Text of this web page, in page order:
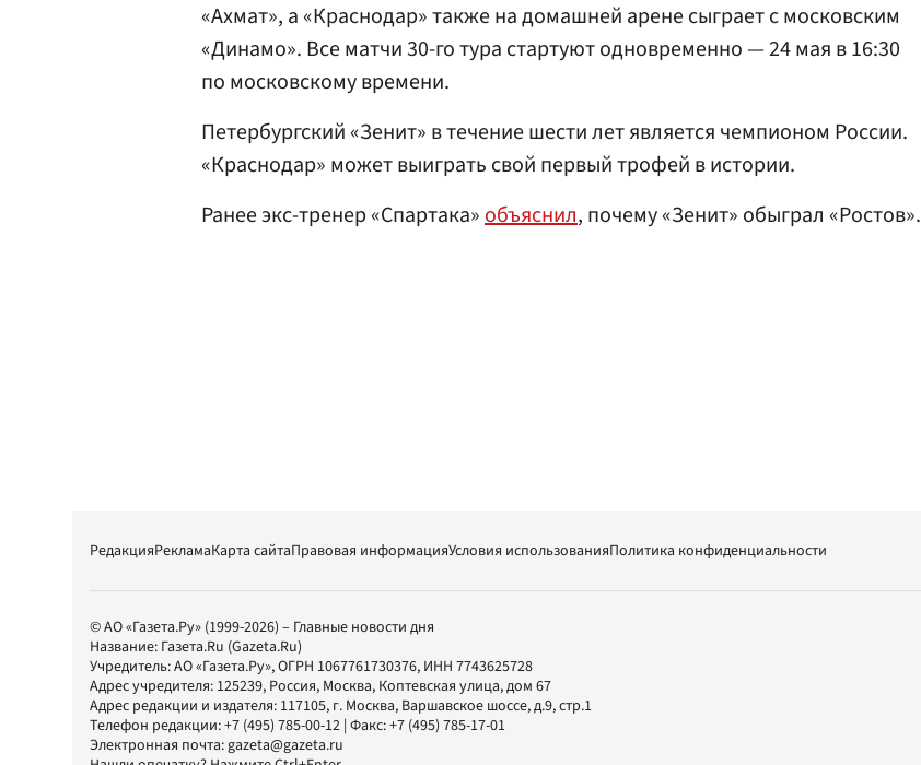
«Ахмат», а «Краснодар» также на домашней арене сыграет с московским
«Динамо». Все матчи 30-го тура стартуют одновременно — 24 мая в 16:30
по московскому времени.
Петербургский «Зенит» в течение шести лет является чемпионом России.
«Краснодар» может выиграть свой первый трофей в истории.
Ранее экс-тренер «Спартака»объяснил, почему «Зенит» обыграл «Ростов».
РедакцияРекламаКарта сайтаПравовая информацияУсловия использованияПолитика конфиденциальности
© АО «Газета.Ру» (1999-2026) – Главные новости дня
Название: Газета.Ru (Gazeta.Ru)
Учредитель:АО «Газета.Ру», ОГРН 1067761730376, ИНН 7743625728
Адрес учредителя: 125239, Россия, Москва, Коптевская улица, дом 67
Адрес редакции и издателя: 117105, г. Москва, Варшавское шоссе, д.9, стр.1
Телефон редакции:+7 (495) 785-00-12 | Факс:+7 (495) 785-17-01
Электронная почта:gazeta@gazeta.ru